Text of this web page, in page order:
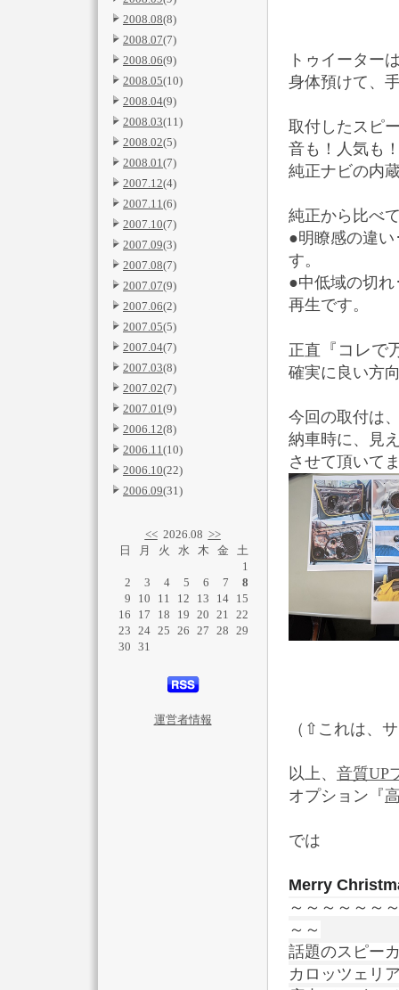
2008.08(8)
2008.07(7)
2008.06(9)
2008.05(10)
2008.04(9)
2008.03(11)
2008.02(5)
2008.01(7)
2007.12(4)
2007.11(6)
2007.10(7)
2007.09(3)
2007.08(7)
2007.07(9)
2007.06(2)
2007.05(5)
2007.04(7)
2007.03(8)
2007.02(7)
2007.01(9)
2006.12(8)
2006.11(10)
2006.10(22)
2006.09(31)
<<2026.08 >>
日
2
9
16
23
30
月
3
10
17
24
31
火
4
11
18
25
水
5
12
19
26
木
6
13
20
27
金
7
14
21
28
土
1
8
15
22
29
運営者情報
トゥイーター
身体預けて、
取付したスピ
音も！人気も
純正ナビの内
純正から比べ
●明瞭感の違
す。
●中低域の切
再生です。
正直 『コレ
確実に良い方
今回の取付は
納車時に、見
させて頂いて
（⇧これは、
以上、 音質UP
オプション『
では
Merry
～～～～～～
～～
話題のスピー
カロッツェリ